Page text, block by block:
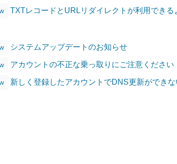
TXTレコードとURLリダイレクトが利用できる
システムアップデートのお知らせ
アカウントの不正な乗っ取りにご注意ください
新しく登録したアカウントでDNS更新ができ